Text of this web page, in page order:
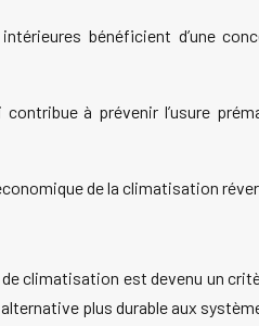
bénéficient d’une
à prévenir l’usure
de la climatisation
climatisation est devenu un
plus durable aux